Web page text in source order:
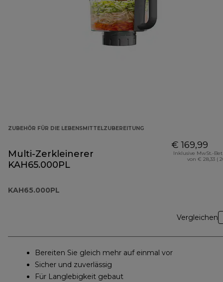
ZUBEHÖR FÜR DIE LEBENSMITTELZUBEREITUNG
Multi-Zerkleinerer
KAH65.000PL
KAH65.000PL
€ 169,99
Inklusive MwSt.-
von € 28,33 (
Vergleichen
Bereiten Sie gleich mehr auf einmal vor
Sicher und zuverlässig
Für Langlebigkeit gebaut